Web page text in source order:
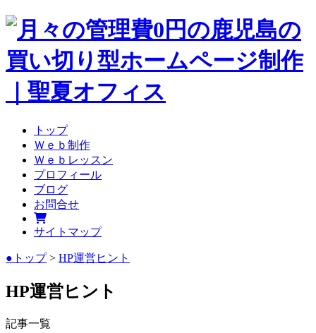
トップ
Ｗｅｂ制作
Ｗｅｂレッスン
プロフィール
ブログ
お問合せ
サイトマップ
●トップ> HP運営ヒント
HP運営ヒント
記事一覧